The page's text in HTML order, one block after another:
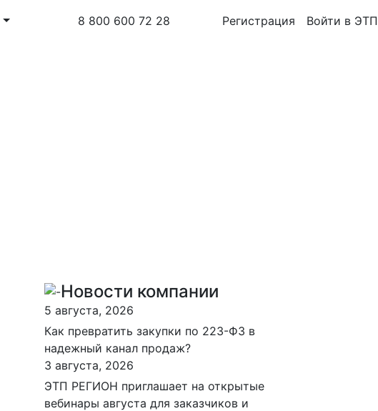
8 800 600 72 28 Регистрация Войти в ЭТП
Новости компании
5 августа, 2026
Как превратить закупки по 223-ФЗ в
надежный канал продаж?
3 августа, 2026
ЭТП РЕГИОН приглашает на открытые
вебинары августа для заказчиков и